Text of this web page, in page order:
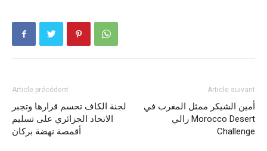
Article précédent
لجنة الكاف تحسم قرارها وتجبر
الاتحاد الجزائري على تسليم
أقمصة نهضة بركان
Article suivant
أمين الشيكر ممثل المغرب في
رالي Morocco Desert
Challenge